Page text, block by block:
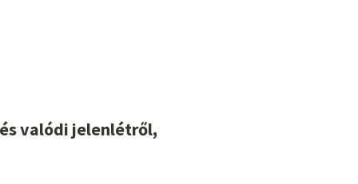
valódi jelenlétről,